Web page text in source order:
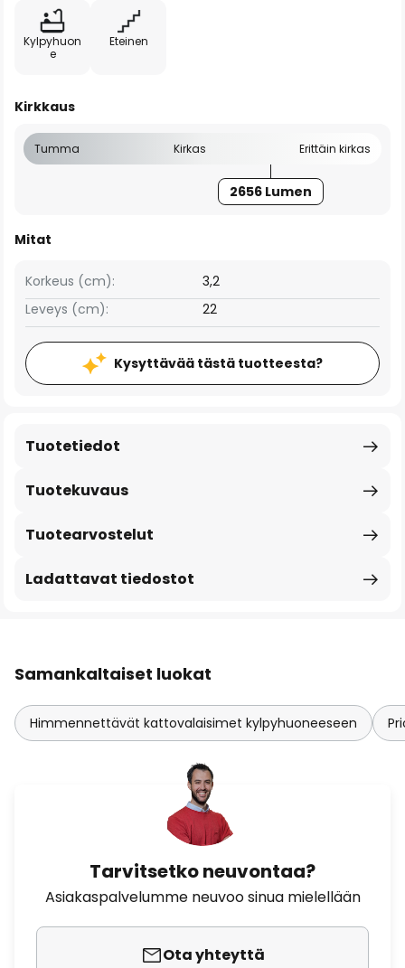
Kylpyhuon
e
Eteinen
Kirkkaus
Tumma Kirkas Erittäin kirkas
2656 Lumen
Mitat
Leveys (cm): 22
Korkeus (cm): 3,2
Kysyttävää tästä tuotteesta?
Tuotekuvaus
Tuotetiedot
Tuotearvostelut
Ladattavat tiedostot
Samankaltaiset luokat
Himmennettävät kattovalaisimet kylpyhuoneeseen
Tarvitsetko neuvontaa?
Asiakaspalvelumme neuvoo sinua mielellään
Ota yhteyttä